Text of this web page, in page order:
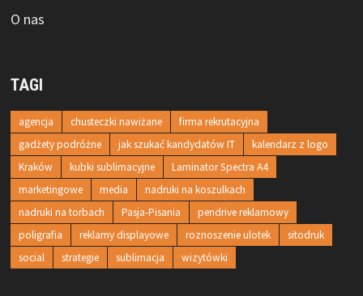
O nas
TAGI
agencja chusteczki nawiżane
firma rekrutacyjna
gadżety podróżne
jak szukać kandydatów IT
kalendarz z logo
Kraków
kubki sublimacyjne
Laminator Spectra A4
marketingowe
media
nadruki na koszulkach
nadruki na torbach
Pasja-Pisania
pendrive reklamowy
poligrafia
reklamy displayowe roznoszenie ulotek
sitodruk
social
strategie sublimacja wizytówki